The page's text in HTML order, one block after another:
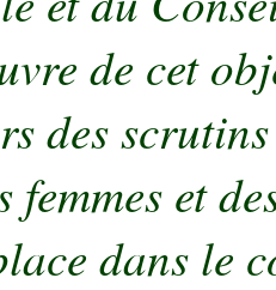
de cet
des
et
dans le